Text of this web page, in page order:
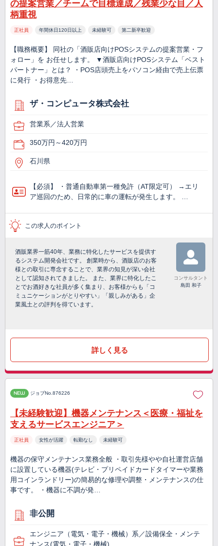
の提案営業／チームで目標達成／残業少な目／人
柄重視
正社員 年間休日120日以上 未経験可 第二新卒歓迎
【職務概要】 同社の「酒販店向けPOSシステムの提案営業・フ
ォロー」を お任せします。 ▼酒販店向けPOSシステム「ベスト
パートナー」とは？ ・POS店頭売上をパソコン経由で売上伝票
に発行 ・お得意先…
ザ・コンピュータ株式会社
営業系／法人営業
350万円～420万円
石川県
【必須】 ・普通自動車第一種免許（AT限定可） →エリ
ア巡回のため、日常的に車の運転が発生します。 …
この求人のポイント
酒販業界一筋40年、業務に特化したサービスを提供す
るシステム開発会社です。 創業時から、酒販店のお客
様との取引に専念することで、業界の知見が深い会社
として認知されてきました。 また、業界に特化したこ
とでお酒好きな社員が多く集まり、お客様からも「コ
ミュニケーションがとりやすい」「親しみがある」企
業風土との評判を得ています。
コンサルタント
島田 和子
詳しく見る
NEW ジョブNo.876226
【未経験歓迎】機器メンテナンス＜医療・福祉を
支えるサービスエンジニア＞
正社員 女性が活躍 転勤なし 未経験可
機器の保守メンテナンス業務全般 ・取引先様やや自社運営店舗
に設置している機器(テレビ・プリペイドカードタイマーや業務
用コインランドリー)の簡易的な修理や調整・メンテナンスの仕
事です。 ・機器に不調が発…
非公開
エンジニア（電気・電子・機械）系／設備保全・メンテ
ナンス(電気・電子・機械)